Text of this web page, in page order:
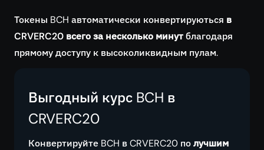
Токены BCH автоматически конвертируються в
CRVERC20 всего за несколько минутблагодаря
прямому доступу к высоколиквидным пулам.
Выгодный курс BCH в
CRVERC20
Конвертируйте BCH в CRVERC20 получшим